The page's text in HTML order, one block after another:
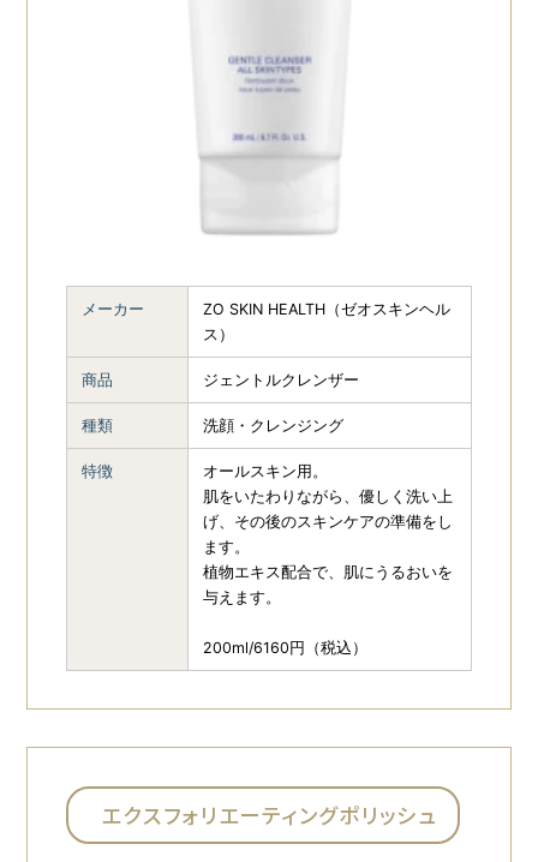
メーカー
ZO SKIN HEALTH（ゼオスキンヘル
ス）
商品 ジェントルクレンザー
種類 洗顔・クレンジング
特徴
オールスキン用。
肌をいたわりながら、優しく洗い上
げ、その後のスキンケアの準備をし
ます。
植物エキス配合で、肌にうるおいを
与えます。
200ml/6160円（税込）
エクスフォリエーティングポリッシュ